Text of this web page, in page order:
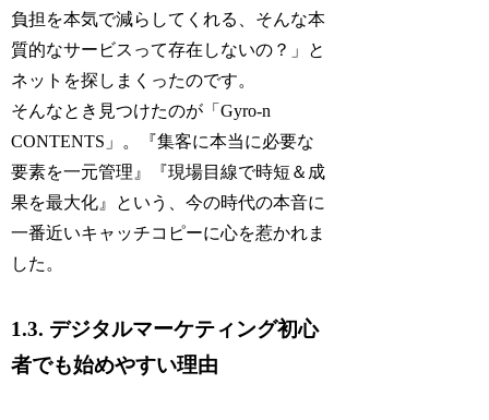
負担を本気で減らしてくれる、そんな本
質的なサービスって存在しないの？」と
ネットを探しまくったのです。
そんなとき見つけたのが「Gyro-n
CONTENTS」。『集客に本当に必要な
要素を一元管理』『現場目線で時短＆成
果を最大化』という、今の時代の本音に
一番近いキャッチコピーに心を惹かれま
した。
1.3. デジタルマーケティング初心
者でも始めやすい理由